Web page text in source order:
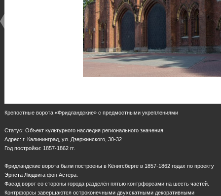
Крепостные ворота «Фридландские» с предмостными укреплениями
Статус: Объект культурного наследия регионального значения
Адрес: г. Калининград, ул. Дзержинского, 30-32
Год постройки: 1857-1862 гг.
Фридландские ворота были построены в Кёнигсберге в 1857-1862 годах по проекту
Эрнста Людвига фон Астера.
Фасад ворот со стороны города разделён пятью контрфорсами на шесть частей.
Контрфорсы завершаются остроконечными двухскатными декоративными